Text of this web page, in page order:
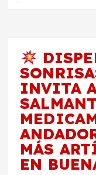
INVITA
MÁS
EN